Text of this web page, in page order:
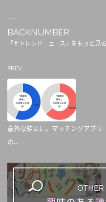
BACKNUMBER
「＃トレンドニュース」をもっと見る
PREV
意外な結果に。マッチングアプリ
の...